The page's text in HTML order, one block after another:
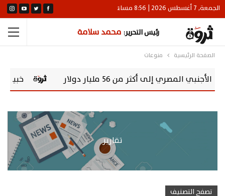
الجمعة, 7 أغسطس 2026 | 8:56 مساءً
رئيس التحرير: محمد سلامة
الصفحة الرئيسية منوعات
مليار دولار خبير اقتصادي: صندوق
تقارير
تصفح التصنيف